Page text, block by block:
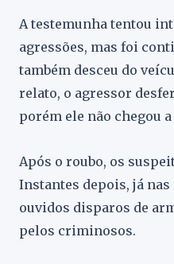
A testemunha tentou
agressões, mas foi
também desceu do
relato, o agressor
porém ele não chegou
Após o roubo, os
Instantes depois, já
ouvidos disparos de
pelos criminosos.